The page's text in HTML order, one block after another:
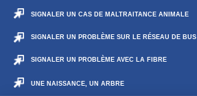
SIGNALER UN CAS DE MALTRAITANCE ANIMALE
SIGNALER UN PROBLÈME SUR LE RÉSEAU DE BUS
SIGNALER UN PROBLÈME AVEC LA FIBRE
UNE NAISSANCE, UN ARBRE